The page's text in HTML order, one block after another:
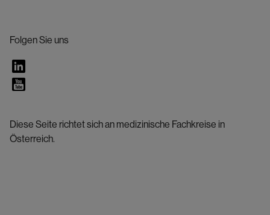
Folgen Sie uns
Diese Seite richtet sich an medizinische Fachkreise in
Österreich.